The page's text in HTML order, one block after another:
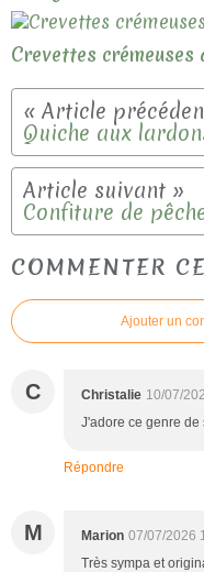
Crevettes crémeuses
Quiche aux
Confiture de
COMMENTER
Ajouter un
C Christalie 10/07/
J'adore ce genre
Répondre
M Marion 07/07/2026
Très sympa et